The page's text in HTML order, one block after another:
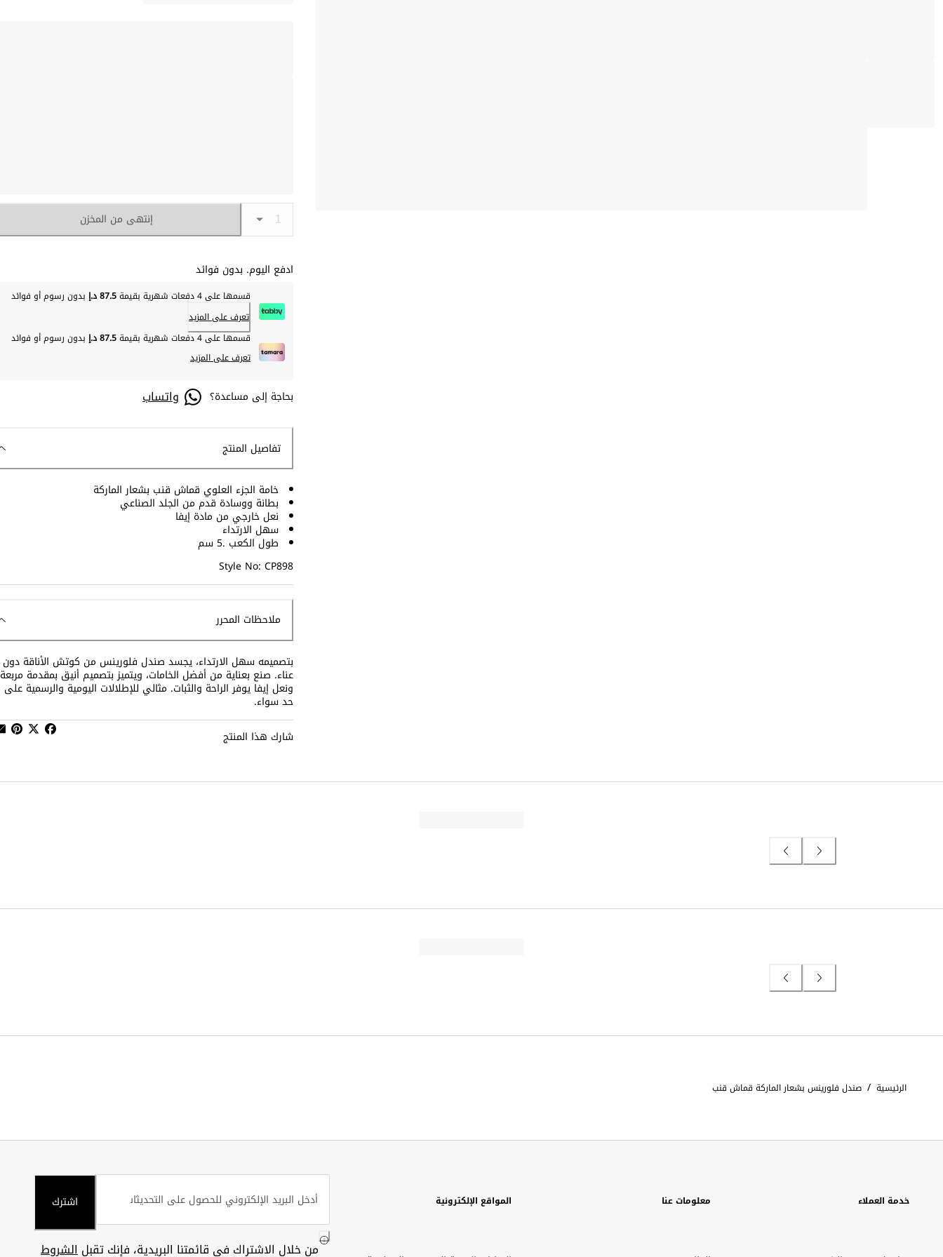
إنتهى من المخزن
ادفع اليوم. بدون فوائد
قسمها على 4 دفعات شهرية بقيمة 87.5 د.إ
بدون رسوم أو فوائد
تعرف على المزيد
قسمها على 4 دفعات شهرية بقيمة
87.5 د.إ
بدون رسوم أو فوائد
تعرف على المزيد
بحاجة إلى مساعدة؟ واتساب
تفاصيل المنتج
خامة الجزء العلوي قماش قنب بشعار الماركة
بطانة ووسادة قدم من الجلد الصناعي
نعل خارجي من مادة إيفا
سهل الارتداء
طول الكعب .5 سم
Style No: CP898
ملاحظات المحرر
بتصميمه سهل الارتداء، يجسد صندل فلورينس من كوتش الأناقة دون
عناء. صنع بعناية من أفضل الخامات، ويتميز بتصميم أنيق بمقدمة مربعة
ونعل إيفا يوفر الراحة والثبات. مثالي للإطلالات اليومية والرسمية على
حد سواء.
شارك هذا المنتج
الرئيسية / صندل فلورينس بشعار الماركة قماش قنب
خدمة العملاء معلومات عنا المواقع الإلكترونية اشترك
من خلال الاشتراك في قائمتنا البريدية، فإنك تقبلالشروط